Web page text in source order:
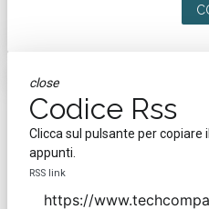
close
Codice Rss
Clicca sul pulsante per copiare
appunti.
RSS link